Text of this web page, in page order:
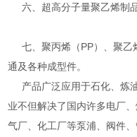
六、超高分子量聚乙烯制
七、聚丙烯（PP）、聚乙
通及各种成型件。
产品广泛应用于石化、炼
业不但解决了国内许多电厂
气厂、化工厂等泵浦、阀件